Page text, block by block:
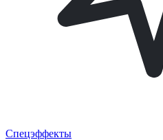
Спецэффекты